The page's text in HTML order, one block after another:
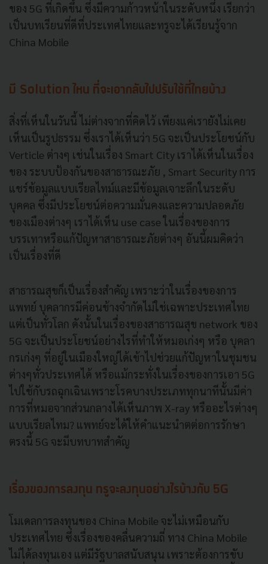
ของ 5G ที่เกิดขึ้น ซึ่งมีความก้าวหน้าในระดับหนึ่ง เรียกว่า
เป็นบทเรียนที่ดีที่ประเทศไทยและทรูจะได้เรียนรู้จาก
China Mobile
มี Solution ไหน ที่จะเอากลับไปปรับใช้ที่ไทยบ้าง
สิ่งที่เห็นในวันนี้ ไม่ต่างจากที่คิดไว้ เพียงแค่เรายังไม่เคย
เห็นเป็นรูปธรรม ซึ่งเราได้เห็นว่า 5G จะเป็นประโยชน์กับ
Verticle ต่างๆ เช่นในเรื่อง Smart City เราได้เห็นในเรื่อง
ของ ระบบป้องกันของสาธารณะภัย , Smart Security การ
แชร์ข้อมูลแบบเรียลไทม์และมีข้อมูลเจาะลึกในระดับ
บุคคล ซึ่งมีประโยชน์ต่อความมั่นคงและความปลอดภัย
ของเมืองต่างๆ เราได้เห็น use case ในเรื่องของการ
บรรเทาหรือแก้ปัญหาสาธารณะภัยต่างๆ อันนี้ผมคิดว่า
เป็นเรื่องที่ดี
สาธารณสุขก็เป็นเรื่องสำคัญ เพราะว่าในเรื่องของการ
แพทย์ บุคลากรมีค่อนข้างจำกัดไม่ใช่เฉพาะประเทศไทย
แต่เป็นทั่วโลก ดังนั้นในเรื่องของสาธารณสุข network ของ
5G จะเป็นประโยชน์อย่างไรที่ทำให้หมอเก่งๆ หรือ บุคลา
กรเก่งๆ ที่อยู่ในเมืองใหญ่ได้เข้าไปช่วยแก้ปัญหาในชุมชน
ต่างๆทั่วประเทศได้ หรือแม้กระทั่งในเรื่องของการเอา 5G
ไปใช้กับรถฉุกเฉินเพราะโรคบางประเภททุกนาทีนั้นมีค่า
การที่หมอจากส่วนกลางได้เห็นภาพ X-ray หรืออะไรต่างๆ
แบบเรียลไทม? แพทย์จะได้ให้คำแนะนำตต่อการรักษา
ตรงนี้ 5G จะมีบทบาทสำคัญ
เรื่องของการลงทุน ทรูจะลงทุนอย่างไรบ้างกับ 5G
โมเดลการลงทุนของ China Mobile จะไม่เหมือนกับ
ประเทศไทย ซึ่งเรื่องของคลื่นความถี่ ทาง China Mobile
ไม่ได้ลงทุนเอง แต่มีรัฐบาลสนับสนุน เพราะต้องการขับ